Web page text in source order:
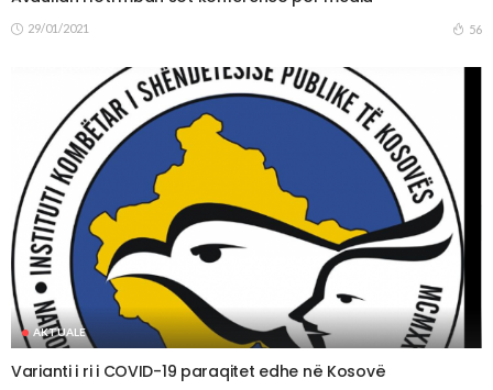
29/01/2021 56
AKTUALE
Varianti i ri i COVID-19 paraqitet edhe në Kosovë